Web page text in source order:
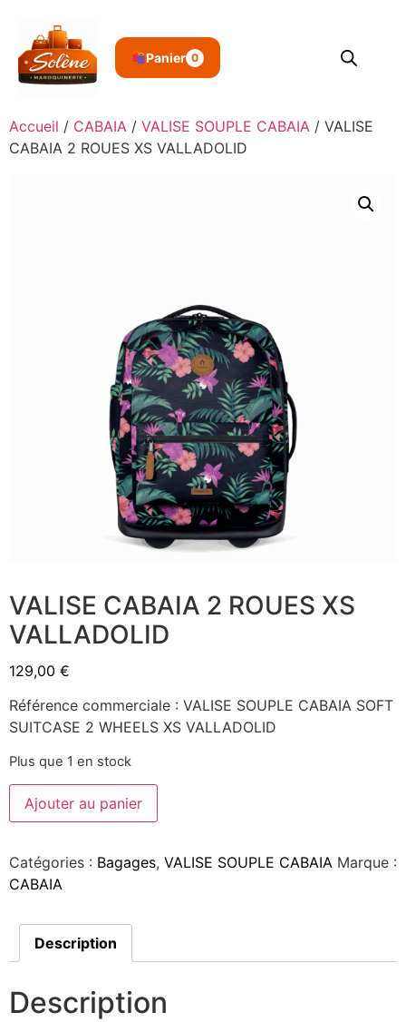
Panier 0
Accueil / CABAIA / VALISE SOUPLE CABAIA / VALISE
CABAIA 2 ROUES XS VALLADOLID
VALISE CABAIA 2 ROUES XS
VALLADOLID
129,00 €
Référence commerciale : VALISE SOUPLE CABAIA SOFT
SUITCASE 2 WHEELS XS VALLADOLID
Plus que 1 en stock
Ajouter au panier
Catégories : Bagages, VALISE SOUPLE CABAIA Marque :
CABAIA
Description
Description